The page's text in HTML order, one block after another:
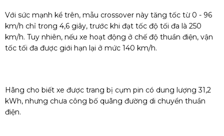
Với sức mạnh kể trên, mẫu crossover này tăng tốc từ 0 - 96
km/h chỉ trong 4,6 giây, trước khi đạt tốc độ tối đa là 250
km/h. Tuy nhiên, nếu xe hoạt động ở chế độ thuần điện, vận
tốc tối đa được giới hạn lại ở mức 140 km/h.
Hãng cho biết xe được trang bị cụm pin có dung lượng 31,2
kWh, nhưng chưa công bố quãng đường di chuyển thuần
điện.